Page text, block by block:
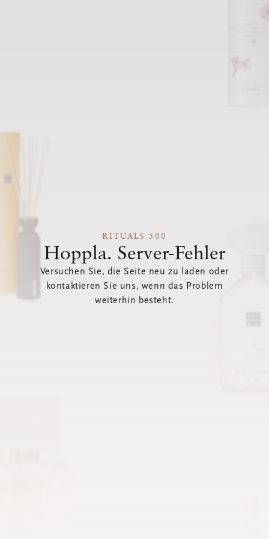
RITUALS 500
Hoppla. Server-Fehler
Versuchen Sie, die Seite neu zu laden oder
kontaktieren Sie uns, wenn das Problem
weiterhin besteht.